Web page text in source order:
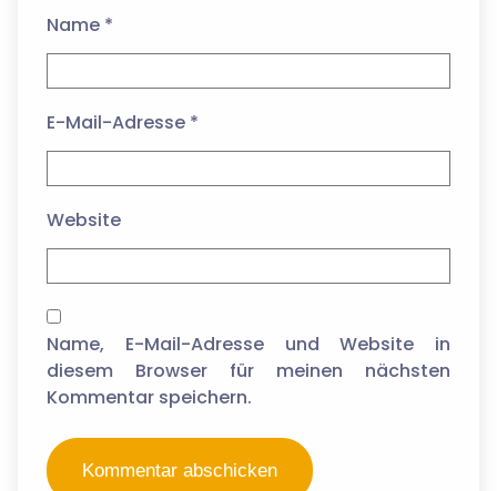
Name *
E-Mail-Adresse *
Website
Name, E-Mail-Adresse und Website in
diesem Browser für meinen nächsten
Kommentar speichern.